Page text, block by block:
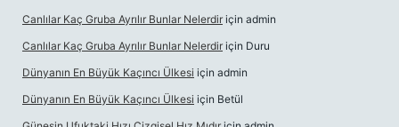
Canlılar Kaç Gruba Ayrılır Bunlar Nelerdir için admin
Canlılar Kaç Gruba Ayrılır Bunlar Nelerdir için Duru
Dünyanın En Büyük Kaçıncı Ülkesi için admin
Dünyanın En Büyük Kaçıncı Ülkesi için Betül